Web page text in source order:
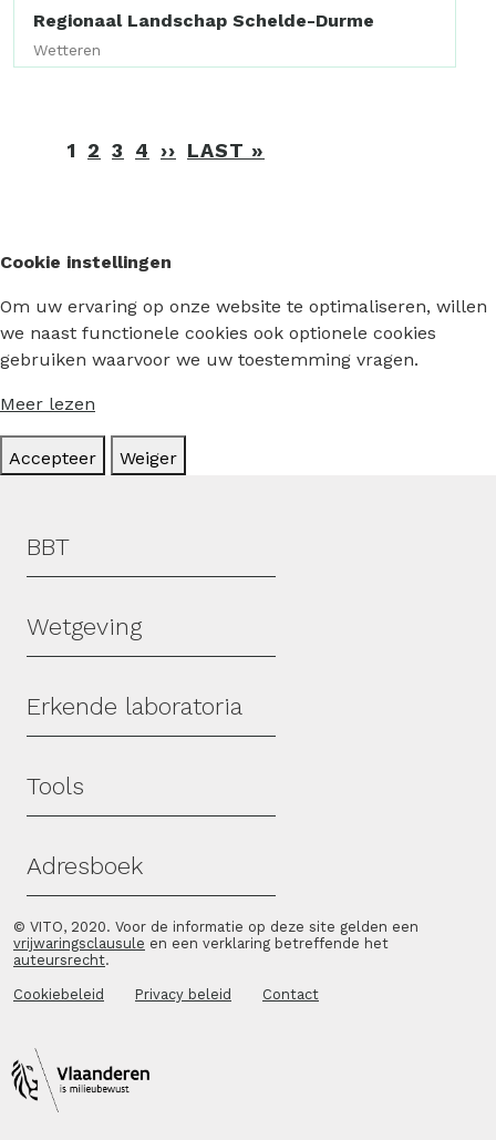
Regionaal Landschap Schelde-Durme
Wetteren
Paginering
1 2 3 4 ›› VOLGENDE
LAST »
Cookie instellingen
Om uw ervaring op onze website te optimaliseren, willen
we naast functionele cookies ook optionele cookies
gebruiken waarvoor we uw toestemming vragen.
Meer lezen
Accepteer Weiger
Hoofdmenu
BBT
Wetgeving
Erkende laboratoria
Tools
Adresboek
© VITO, 2020. Voor de informatie op deze site gelden een
vrijwaringsclausule en een verklaring betreffende het
auteursrecht.
Cookiebeleid Privacy beleid Contact